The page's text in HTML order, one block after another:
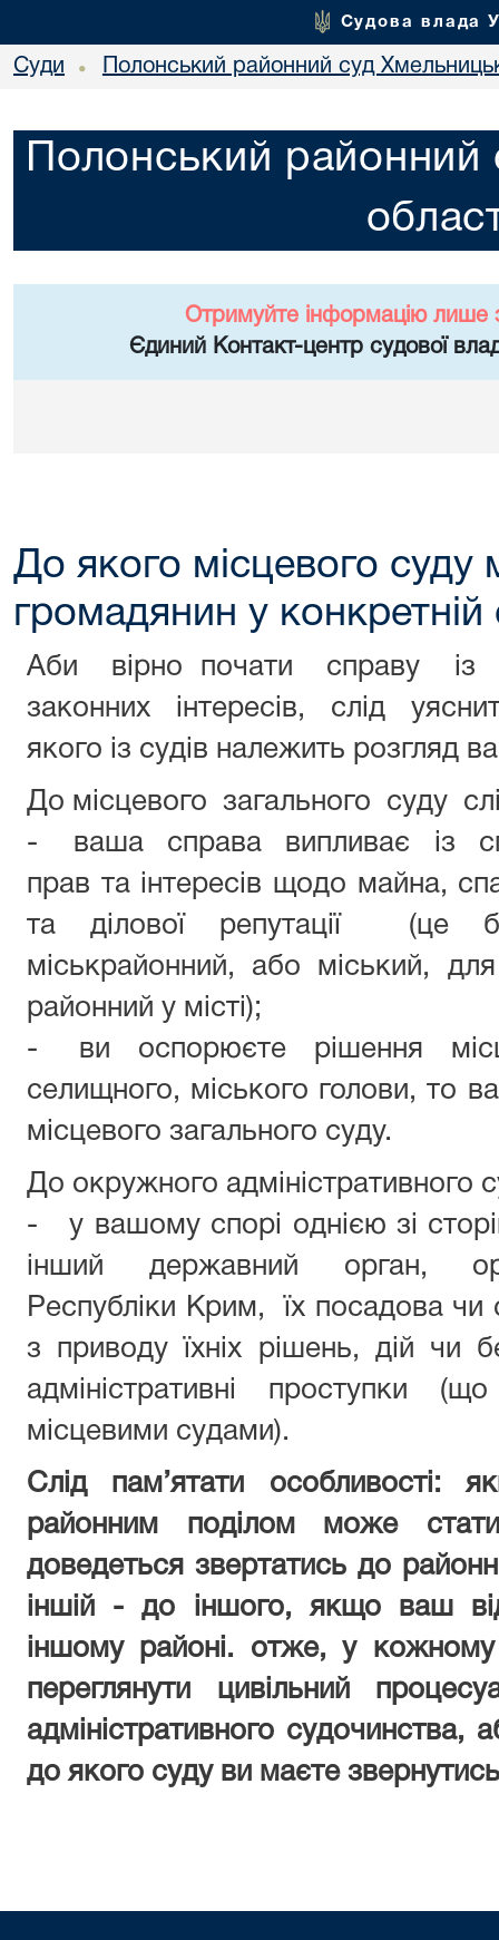
Судова влада
Суди • Полонський районний суд
Полонський районний
Отримуйте інформацію лише
Єдиний Контакт-центр судової
До якого місцевого суду
громадянин у конкретній
Аби вірно почати справу
законних інтересів, слід
якого із судів належить розгляд
До місцевого загального суду
- ваша справа випливає із
прав та інтересів щодо майна,
та ділової репутації (це
міськрайонний, або міський,
районний у місті);
- ви оспорюєте рішення
селищного, міського голови, то
місцевого загального суду.
До окружного адміністративного
- у вашому спорі однією зі
інший державний орган,
Республіки Крим, їх посадова
з приводу їхніх рішень, дій чи
адміністративні проступки
місцевими судами).
Cлід пам’ятати
районним поділом може
доведеться звертатись до
іншій - до іншого, якщо ваш
іншому районі. отже, у кожному
переглянути цивільний
адміністративного судочинства,
до якого суду ви маєте